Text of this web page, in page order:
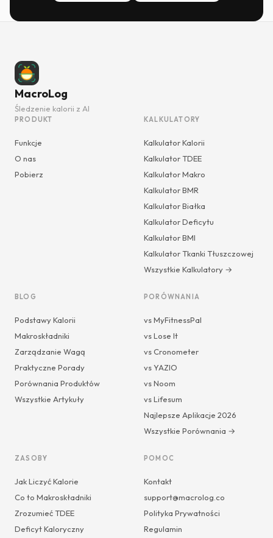
MacroLog
Śledzenie kalorii z AI
PRODUKT
Funkcje
O nas
Pobierz
KALKULATORY
Kalkulator Kalorii
Kalkulator TDEE
Kalkulator Makro
Kalkulator BMR
Kalkulator Białka
Kalkulator Deficytu
Kalkulator BMI
Kalkulator Tkanki Tłuszczowej
Wszystkie Kalkulatory →
BLOG
Podstawy Kalorii
Makroskładniki
Zarządzanie Wagą
Praktyczne Porady
Porównania Produktów
Wszystkie Artykuły
PORÓWNANIA
vs MyFitnessPal
vs Lose It
vs Cronometer
vs YAZIO
vs Noom
vs Lifesum
Najlepsze Aplikacje 2026
Wszystkie Porównania →
ZASOBY
Jak Liczyć Kalorie
Co to Makroskładniki
Zrozumieć TDEE
Deficyt Kaloryczny
POMOC
Kontakt
support@macrolog.co
Polityka Prywatności
Regulamin